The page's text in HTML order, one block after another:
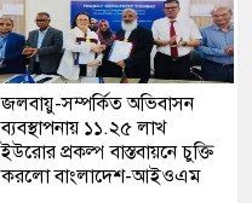
জলবায়ু-সম্পর্কিত অভিবাসন
ব্যবস্থাপনায় ১১.২৫ লাখ
ইউরোর প্রকল্প বাস্তবায়নে চুক্তি
করলো বাংলাদেশ-আইওএম